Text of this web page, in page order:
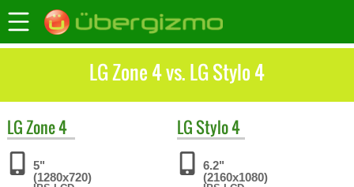
LG Zone 4 vs. LG Stylo 4
LGZone 4
5"
(1280x720)
LGStylo 4
6.2"
(2160x1080)